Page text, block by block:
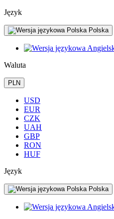
Język
Polska
Waluta
PLN
USD
EUR
CZK
UAH
GBP
RON
HUF
Język
Polska